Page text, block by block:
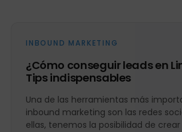
INBOUND MARKETING
¿Cómo conseguir leads en
Tips indispensables
Una de las herramientas más
inbound marketing son las redes
ellas, tenemos la posibilidad de